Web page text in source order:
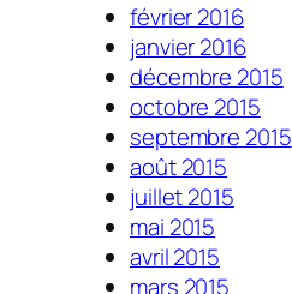
février 2016
janvier 2016
décembre 2015
octobre 2015
septembre 2015
août 2015
juillet 2015
mai 2015
avril 2015
mars 2015